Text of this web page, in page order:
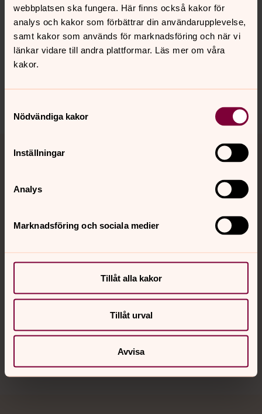
webbplatsen ska fungera. Här finns också kakor för
analys och kakor som förbättrar din användarupplevelse,
samt kakor som används för marknadsföring och när vi
länkar vidare till andra plattformar. Läs mer om våra
kakor.
Nödvändiga kakor
Inställningar
Analys
Marknadsföring och sociala medier
Tillåt alla kakor
Tillåt urval
Avvisa
Senast ändrad 26 februari 2025
Synpunkter eller frågor på sidans
innehåll?
hovsta.pastorat@svenskakyrkan.se
Kontakt
Sociala kanaler